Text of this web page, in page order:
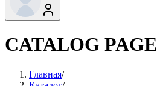
CATALOG PAGE
Главная/